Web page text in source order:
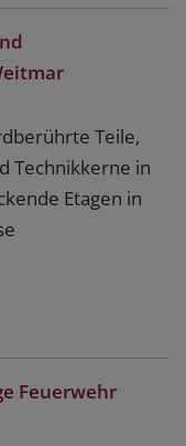
Teile,
Technikkerne in
Etagen in
Feuerwehr